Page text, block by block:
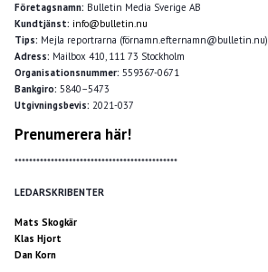
Företagsnamn: Bulletin Media Sverige AB
Kundtjänst: info@bulletin.nu
Tips: Mejla reportrarna (förnamn.efternamn@bulletin.nu)
Adress: Mailbox 410, 111 73 Stockholm
Organisationsnummer: 559367-0671
Bankgiro: 5840–5473
Utgivningsbevis: 2021-037
Prenumerera här!
*********************************************
LEDARSKRIBENTER
Mats Skogkär
Klas Hjort
Dan Korn